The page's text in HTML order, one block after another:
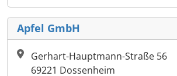
Apfel GmbH
Gerhart-Hauptmann-Straße 56
69221 Dossenheim